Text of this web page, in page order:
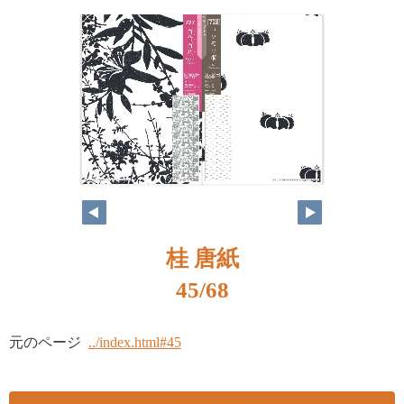
桂 唐紙
45/68
元のページ ../index.html#45